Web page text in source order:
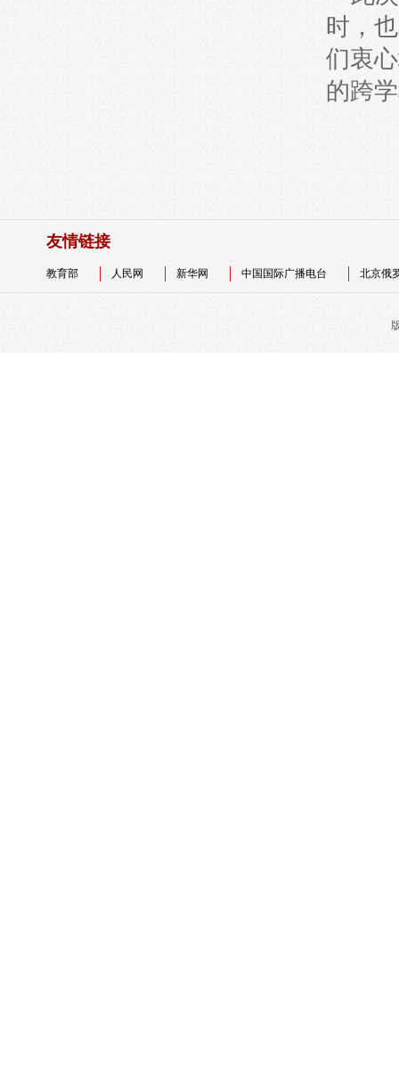
时，
们衷
的跨
友情链接
教育部 人民网 新华网 中国国际广播电台 北京俄